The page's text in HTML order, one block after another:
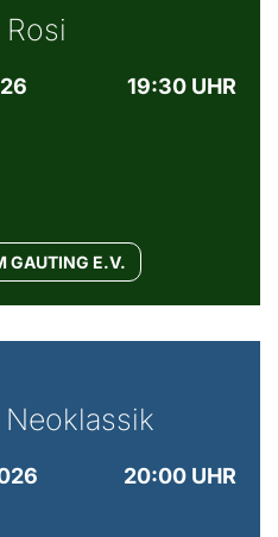
19:30 UHR
GAUTING E.V.
20:00 UHR